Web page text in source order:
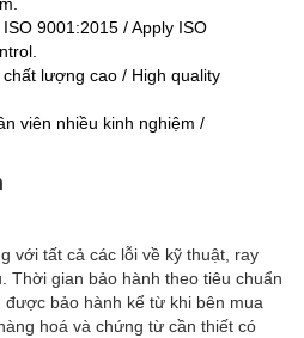
9001:2015 / Apply ISO
lượng cao / High quality
viên nhiều kinh nghiệm /
với tất cả các lỗi về kỹ thuật, ray
Thời gian bảo hành theo tiêu chuẩn
bảo hành kể từ khi bên mua
hoá và chứng từ cần thiết có